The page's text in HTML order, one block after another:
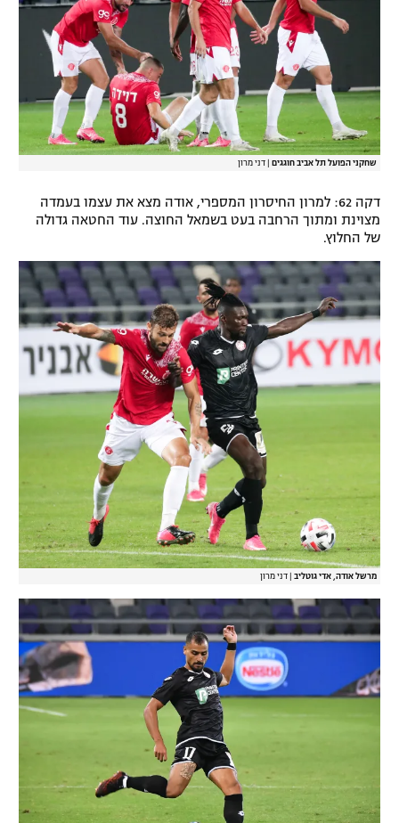
שחקני הפועל תל אביב חוגגים דני מרון
דקה 62: למרון החיסרון המספרי, אודה מצא את עצמו בעמדה
מצוינת ומתוך הרחבה בעט בשמאל החוצה. עוד החטאה גדולה
של החלוץ.
מרשל אודה, אדי גוטליב דני מרון